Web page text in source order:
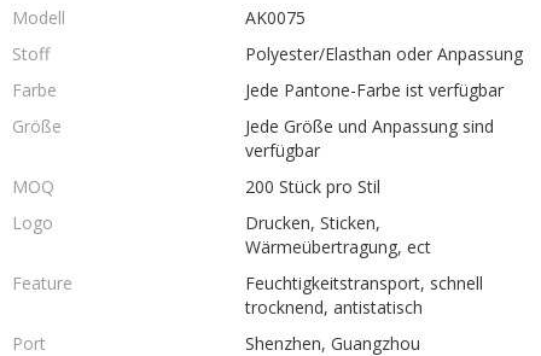
Modell
AK0075
Stoff
Polyester/Elasthan oder Anpassung
Farbe
Jede Pantone-Farbe ist verfügbar
Größe
Jede Größe und Anpassung sind
verfügbar
MOQ
200 Stück pro Stil
Logo
Drucken, Sticken,
Wärmeübertragung, ect
Feature
Feuchtigkeitstransport, schnell
trocknend, antistatisch
Port
Shenzhen, Guangzhou